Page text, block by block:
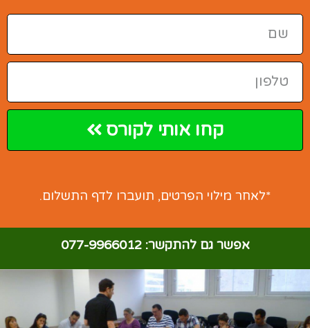
קחו אותי לקורס
*לאחר מילוי הפרטים, תועברו לדף התשלום.
אפשר גם להתקשר:077-9966012